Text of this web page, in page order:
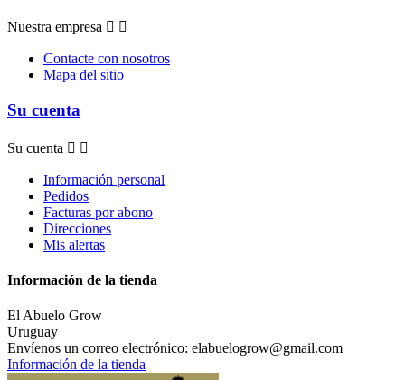
Nuestra empresa  
Contacte con nosotros
Mapa del sitio
Su cuenta
Su cuenta  
Información personal
Pedidos
Facturas por abono
Direcciones
Mis alertas
Información de la tienda
El Abuelo Grow
Uruguay
Envíenos un correo electrónico: elabuelogrow@gmail.com
Información de la tienda